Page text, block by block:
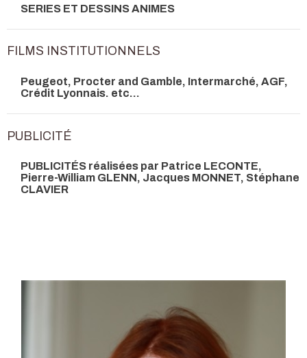
SERIES ET DESSINS ANIMES
FILMS INSTITUTIONNELS
Peugeot, Procter and Gamble, Intermarché, AGF,
Crédit Lyonnais. etc…
PUBLICITÉ
PUBLICITÉS réalisées par Patrice LECONTE,
Pierre-William GLENN, Jacques MONNET, Stéphane
CLAVIER